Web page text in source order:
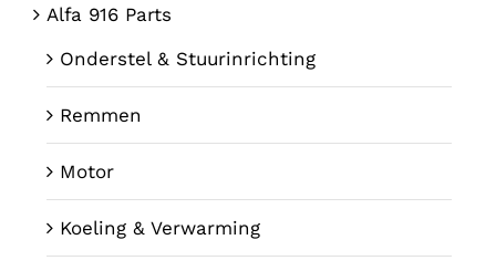
Alfa 916 Parts
Onderstel & Stuurinrichting
Remmen
Motor
Koeling & Verwarming